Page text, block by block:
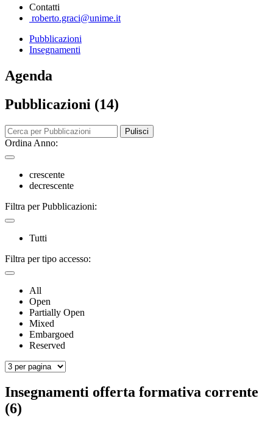
Contatti
roberto.graci@unime.it
Pubblicazioni
Insegnamenti
Agenda
Pubblicazioni (14)
Pulisci
Ordina Anno:
crescente
decrescente
Filtra per Pubblicazioni:
Tutti
Filtra per tipo accesso:
All
Open
Partially Open
Mixed
Embargoed
Reserved
Insegnamenti offerta formativa corrente
(6)